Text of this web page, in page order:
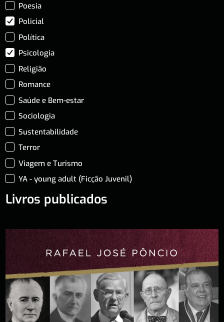
Poesia
Policial
Política
Psicologia
Religião
Romance
Saúde e Bem-estar
Sociologia
Sustentabilidade
Terror
Viagem e Turismo
YA - young adult (Ficção Juvenil)
Livros publicados